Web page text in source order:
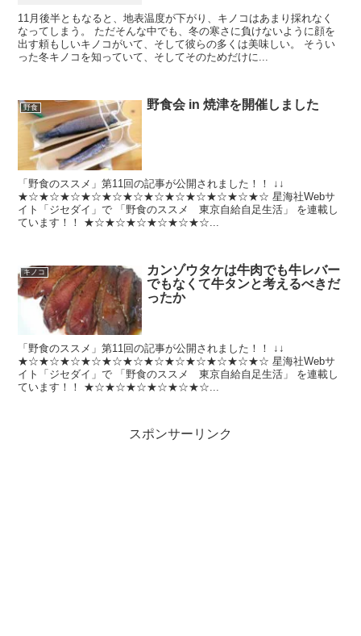
11月後半ともなると、地表温度が下がり、キノコはあまり採れなく
なってしまう。 ただそんな中でも、冬の寒さに負けないように顔を
出す頼もしいキノコがいて、そして彼らの多くは美味しい。 そうい
った冬キノコを知っていて、そしてそのためだけに...
野食 野食会 in 焼津を開催しました
「野食のススメ」第11回の記事が公開されました！！ ↓↓
★☆★☆★☆★☆★☆★☆★☆★☆★☆★☆★☆★☆ 星海社Webサ
イト「ジセダイ」で 「野食のススメ 東京自給自足生活」 を連載し
ています！！ ★☆★☆★☆★☆★☆★☆...
キノコ
カンゾウタケは牛肉でも牛レバー
でもなくて牛タンと考えるべきだ
ったか
「野食のススメ」第11回の記事が公開されました！！ ↓↓
★☆★☆★☆★☆★☆★☆★☆★☆★☆★☆★☆★☆ 星海社Webサ
イト「ジセダイ」で 「野食のススメ 東京自給自足生活」 を連載し
ています！！ ★☆★☆★☆★☆★☆★☆...
スポンサーリンク